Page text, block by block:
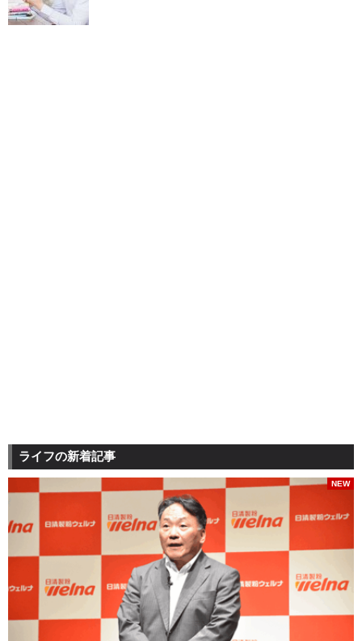
ライフの新着記事
NEW